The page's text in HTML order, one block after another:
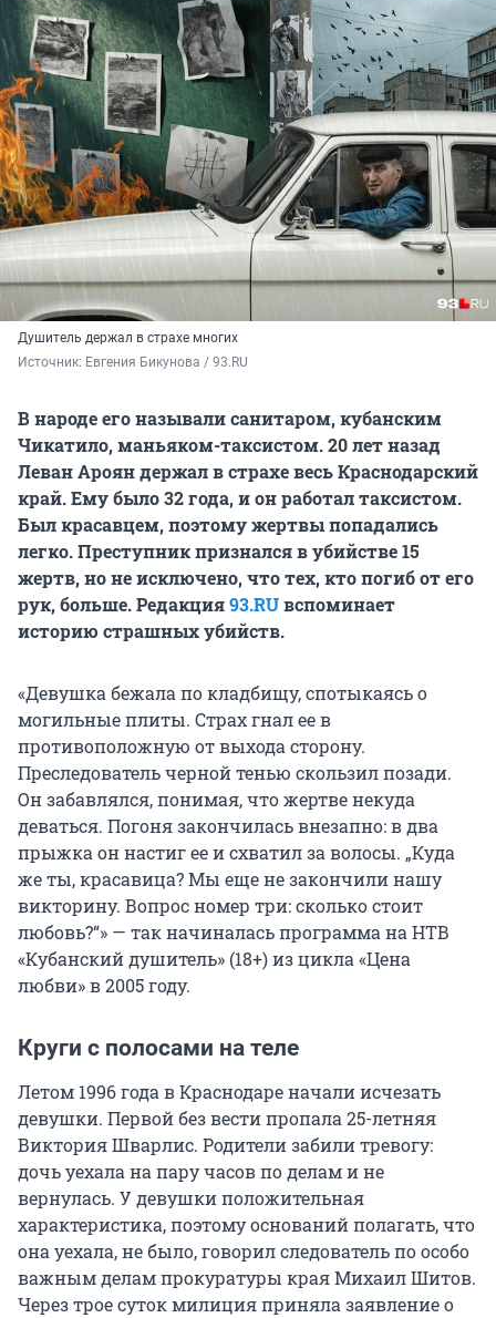
Душитель держал в страхе многих
Источник: Евгения Бикунова / 93.RU
В народе его называли санитаром, кубанским
Чикатило, маньяком-таксистом. 20 лет назад
Леван Ароян держал в страхе весь Краснодарский
край. Ему было 32 года, и он работал таксистом.
Был красавцем, поэтому жертвы попадались
легко. Преступник признался в убийстве 15
жертв, но не исключено, что тех, кто погиб от его
рук, больше. Редакция93.RUвспоминает
историю страшных убийств.
«Девушка бежала по кладбищу, спотыкаясь о
могильные плиты. Страх гнал ее в
противоположную от выхода сторону.
Преследователь черной тенью скользил позади.
Он забавлялся, понимая, что жертве некуда
деваться. Погоня закончилась внезапно: в два
прыжка он настиг ее и схватил за волосы. „Куда
же ты, красавица? Мы еще не закончили нашу
викторину. Вопрос номер три: сколько стоит
любовь?“» — так начиналась программа на НТВ
«Кубанский душитель» (18+) из цикла «Цена
любви» в 2005 году.
Круги с полосами на теле
Летом 1996 года в Краснодаре начали исчезать
девушки. Первой без вести пропала 25-летняя
Виктория Шварлис. Родители забили тревогу:
дочь уехала на пару часов по делам и не
вернулась. У девушки положительная
характеристика, поэтому оснований полагать, что
она уехала, не было, говорил следователь по особо
важным делам прокуратуры края Михаил Шитов.
Через трое суток милиция приняла заявление о